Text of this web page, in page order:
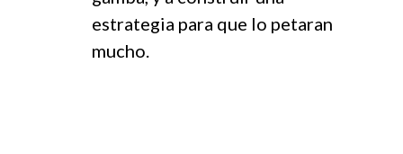
estrategia para que lo petaran
mucho.